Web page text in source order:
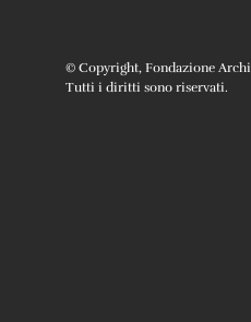
© Copyright, Fondazione
Tutti i diritti sono riservati.